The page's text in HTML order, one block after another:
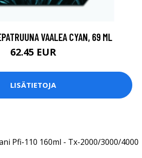
VAALEA CYAN, 69 ML
62.45 EUR
LISÄTIETOJA